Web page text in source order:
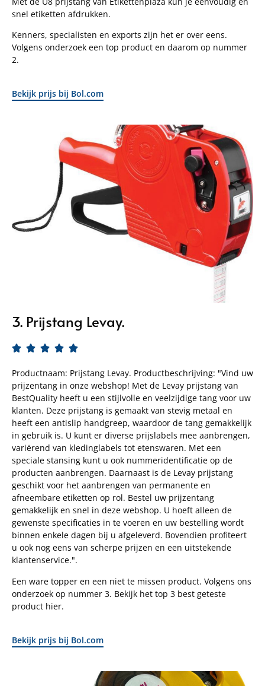
snel etiketten afdrukken.
Kenners, specialisten en exports zijn het er over eens.
Volgens onderzoek een top product en daarom op nummer
2.
Bekijk prijs bij Bol.com
3. Prijstang Levay.
    
Productnaam: Prijstang Levay. Productbeschrijving: "Vind uw
prijzentang in onze webshop! Met de Levay prijstang van
BestQuality heeft u een stijlvolle en veelzijdige tang voor uw
klanten. Deze prijstang is gemaakt van stevig metaal en
heeft een antislip handgreep, waardoor de tang gemakkelijk
in gebruik is. U kunt er diverse prijslabels mee aanbrengen,
variërend van kledinglabels tot etenswaren. Met een
speciale stansing kunt u ook nummeridentificatie op de
producten aanbrengen. Daarnaast is de Levay prijstang
geschikt voor het aanbrengen van permanente en
afneembare etiketten op rol. Bestel uw prijzentang
gemakkelijk en snel in deze webshop. U hoeft alleen de
gewenste specificaties in te voeren en uw bestelling wordt
binnen enkele dagen bij u afgeleverd. Bovendien profiteert
u ook nog eens van scherpe prijzen en een uitstekende
klantenservice.".
Een ware topper en een niet te missen product. Volgens ons
onderzoek op nummer 3. Bekijk het top 3 best geteste
product hier.
Bekijk prijs bij Bol.com